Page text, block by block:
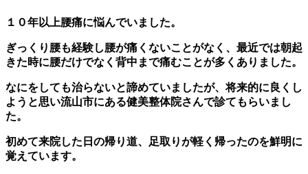
１０年以上腰痛に悩んでいました。
ぎっくり腰も経験し腰が痛くないことがなく、最近では朝起
きた時に腰だけでなく背中まで痛むことが多くありました。
なにをしても治らないと諦めていましたが、将来的に良くし
ようと思い流山市にある健美整体院さんで診てもらいまし
た。
初めて来院した日の帰り道、足取りが軽く帰ったのを鮮明に
覚えています。